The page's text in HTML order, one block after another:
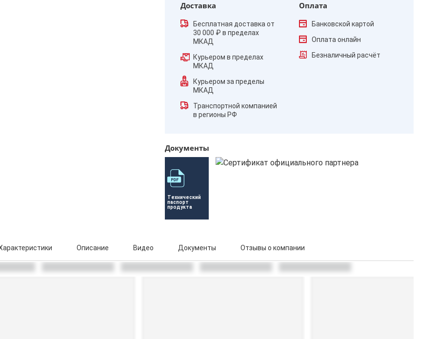
Доставка
Бесплатная доставка от
30 000 ₽ в пределах
МКАД
Курьером в пределах
МКАД
Курьером за пределы
МКАД
Транспортной компанией
в регионы РФ
Оплата
Банковской картой
Оплата онлайн
Безналичный расчёт
Документы
Технический
паспорт
продукта
Описание Видео Документы Отзывы о компании